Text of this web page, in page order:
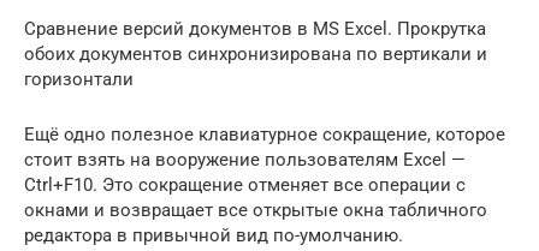
Сравнение версий документов в MS Excel. Прокрутка
обоих документов синхронизирована по вертикали и
горизонтали
Ещё одно полезное клавиатурное сокращение, которое
стоит взять на вооружение пользователям Excel —
Ctrl+F10. Это сокращение отменяет все операции с
окнами и возвращает все открытые окна табличного
редактора в привычной вид по-умолчанию.